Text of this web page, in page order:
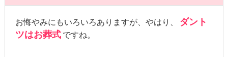
お悔やみにもいろいろありますが、やはり、
ダント
ツはお葬式 ですね。